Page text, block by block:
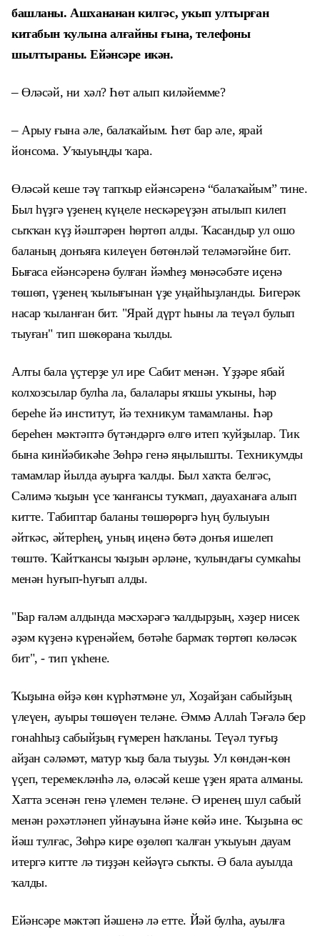
башланы. Ашхананан килгәс, уҡып ултырған
китабын ҡулына алғайны ғына, телефоны
шылтыраны. Ейәнсәре икән.
–Өләсәй, ни хәл? Һөт алып киләйемме?
–Арыу ғына әле, балаҡайым. Һөт бар әле, ярай
йонсома.Уҡыуыңды ҡара.
Өләсәй кеше тәү тапҡыр ейәнсәренә “балаҡайым” тине.
Был һүҙгә үҙенең күңеле нескәреүҙән атылып килеп
сыҡҡан күҙ йәштәрен һөртөп алды. Ҡасандыр ул ошо
баланың донъяға килеүен бөтөнләй теләмәгәйне бит.
Бығаса ейәнсәренә булған йәмһеҙ мөнәсәбәте иҫенә
төшөп, үҙенең ҡылығынан үҙе уңайһыҙланды. Бигерәк
насар ҡыланған бит. "Ярай дүрт һыны ла теүәл булып
тыуған" тип шөкөрана ҡылды.
Алты бала үҫтерҙе ул ире Сабит менән. Үҙҙәре ябай
колхозсылар булһа ла, балалары яҡшы уҡыны, һәр
береһе йә институт, йә техникум тамамланы. Һәр
береһен мәктәптә бүтәндәргә өлгө итеп ҡуйҙылар. Тик
бына кинйәбикәһе Зөһрә генә яңылышты. Техникумды
тамамлар йылда ауырға ҡалды. Был хаҡта белгәс,
Сәлимә ҡыҙын үсе ҡанғансы туҡмап, дауаханаға алып
китте. Табиптар баланы төшөрөргә һуң булыуын
әйткәс, әйтерһең,уның иңенә бөтә донъя ишелеп
төштө. Ҡайтҡансы ҡыҙын әрләне, ҡулындағы сумкаһы
менән һуғып-һуғып алды.
"Бар ғаләм алдында мәсхәрәгә ҡалдырҙың, хәҙер нисек
әҙәм күҙенә күренәйем, бөтәһе бармаҡ төртөп көләсәк
бит", - тип үкһене.
Ҡыҙына өйҙә көн күрһәтмәне ул, Хоҙайҙан сабыйҙың
үлеүен, ауыры төшөүен теләне. Әммә Аллаһ Тәғәлә бер
гонаһһыҙ сабыйҙың ғүмерен һаҡланы. Теүәл туғыҙ
айҙан сәләмәт, матур ҡыҙ бала тыуҙы. Ул көндән-көн
үҫеп, теремекләнһә лә, өләсәй кеше үҙен ярата алманы.
Хатта эсенән генә үлемен теләне. Ә иренең шул сабый
менән рәхәтләнеп уйнауынайәне көйә ине. Ҡыҙына өс
йәш тулғас, Зөһрә кире өҙөлөп ҡалған уҡыуын дауам
итергә китте лә тиҙҙән кейәүгә сыҡты. Ә бала ауылда
ҡалды.
Ейәнсәре мәктәп йәшенә лә етте. Йәй булһа, ауылға